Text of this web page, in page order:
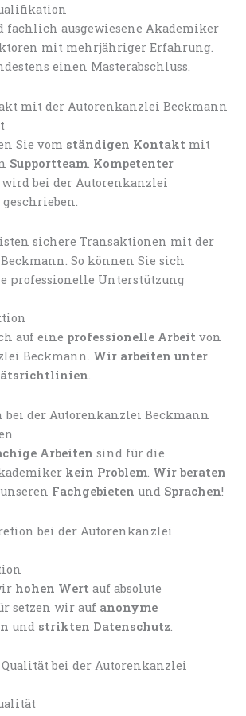
fachlich ausgewiesene Akademiker
mit mehrjähriger Erfahrung.
einen Masterabschluss.
Sie vom ständigen Kontakt mit
Supportteam. Kompetenter
wird bei der Autorenkanzlei
auf eine professionelle Arbeit von
Beckmann. Wir arbeiten unter
Arbeiten sind für die
kein Problem. Wir beraten
Fachgebieten und Sprachen!
hohen Wert auf absolute
setzen wir auf anonyme
und strikten Datenschutz.